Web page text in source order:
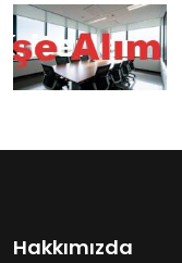
Hakkımızda